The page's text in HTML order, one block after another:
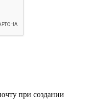
при создании